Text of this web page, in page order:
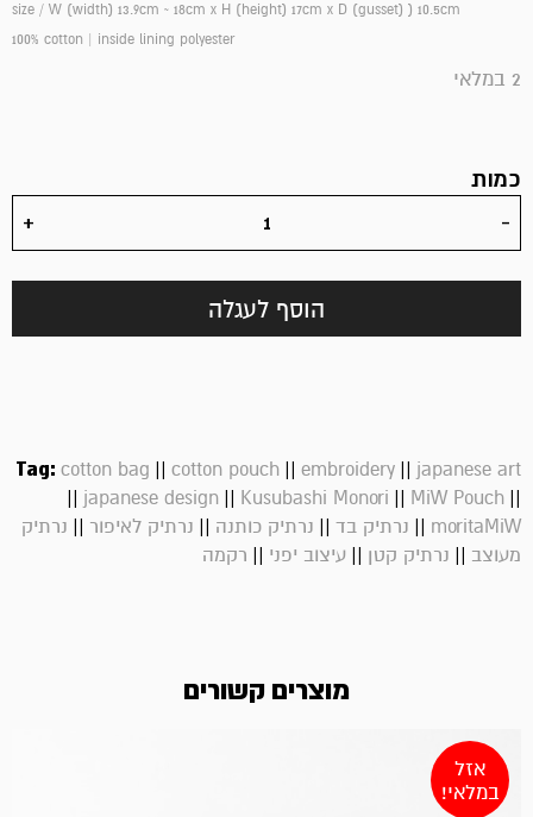
size / W (width) 13.9cm ~ 18cm x H (height) 17cm x D (gusset) ) 10.5cm
100% cotton | inside lining polyester
2 במלאי
כמות
הוסף לעגלה
Tag: cotton bag || cotton pouch || embroidery || japanese art
|| japanese design || Kusubashi Monori || MiW Pouch ||
moritaMiW
|| נרתיק בד || נרתיק כותנה || נרתיק לאיפור || נרתיק
מעוצב || נרתיק קטן || עיצוב יפני || רקמה
מוצרים קשורים
אזל
במלאי!